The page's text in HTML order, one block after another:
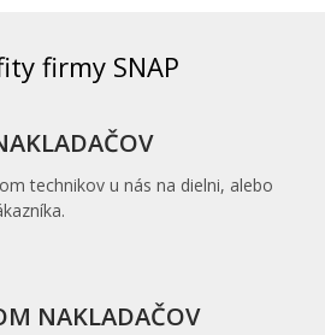
firmy SNAP
technikov u nás na dielni, alebo
NAKLADAČOV